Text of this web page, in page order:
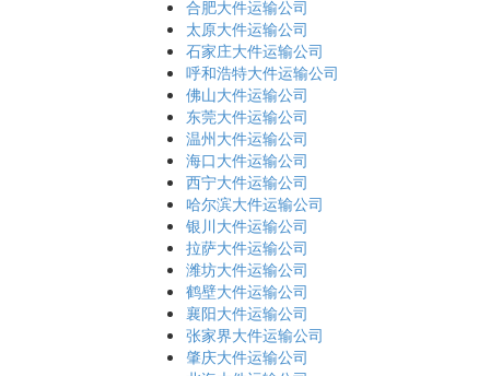
合肥大件运输公司
太原大件运输公司
石家庄大件运输公司
呼和浩特大件运输公司
佛山大件运输公司
东莞大件运输公司
温州大件运输公司
海口大件运输公司
西宁大件运输公司
哈尔滨大件运输公司
银川大件运输公司
拉萨大件运输公司
潍坊大件运输公司
鹤壁大件运输公司
襄阳大件运输公司
张家界大件运输公司
肇庆大件运输公司